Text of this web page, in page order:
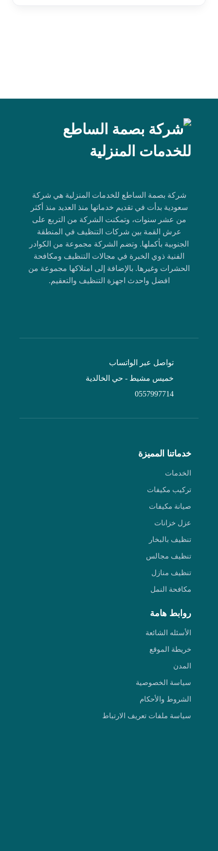
شركة بصمة الساطع للخدمات المنزلية هي شركة
سعودية بدأت في تقديم خدماتها منذ العديد منذ أكثر
من عشر سنوات، وتمكنت الشركة من التربع على
عرش القمة بين شركات التنظيف في المنطقة
الجنوبية بأكملها. وتضم الشركة مجموعة من الكوادر
الفنية ذوي الخبرة في مجالات التنظيف ومكافحة
الحشرات وغيرها. بالإضافة إلى امتلاكها مجموعة من
افضل واحدث اجهزة التنظيف والتعقيم.
تواصل عبر الواتساب
خميس مشيط - حي الخالدية
0557997714
خدماتنا المميزة
الخدمات
تركيب مكيفات
صيانة مكيفات
عزل خزانات
تنظيف بالبخار
تنظيف مجالس
تنظيف منازل
مكافحة النمل
روابط هامة
الأسئله الشائعة
خريطة الموقع
المدن
سياسة الخصوصية
الشروط والأحكام
سياسة ملفات تعريف الارتباط